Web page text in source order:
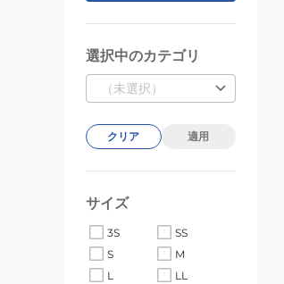
選択中のカテゴリ
（未選択）
クリア 適用
サイズ
3S
SS
S
M
L
LL